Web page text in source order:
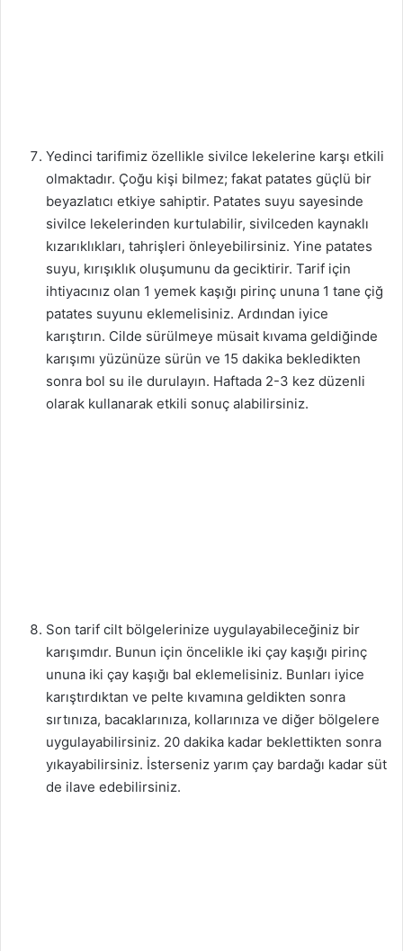
Yedinci tarifimiz özellikle sivilce lekelerine karşı etkili
olmaktadır. Çoğu kişi bilmez; fakat patates güçlü bir
beyazlatıcı etkiye sahiptir. Patates suyu sayesinde
sivilce lekelerinden kurtulabilir, sivilceden kaynaklı
kızarıklıkları, tahrişleri önleyebilirsiniz. Yine patates
suyu, kırışıklık oluşumunu da geciktirir. Tarif için
ihtiyacınız olan 1 yemek kaşığı pirinç ununa 1 tane çiğ
patates suyunu eklemelisiniz. Ardından iyice
karıştırın. Cilde sürülmeye müsait kıvama geldiğinde
karışımı yüzünüze sürün ve 15 dakika bekledikten
sonra bol su ile durulayın. Haftada 2-3 kez düzenli
olarak kullanarak etkili sonuç alabilirsiniz.
Son tarif cilt bölgelerinize uygulayabileceğiniz bir
karışımdır. Bunun için öncelikle iki çay kaşığı pirinç
ununa iki çay kaşığı bal eklemelisiniz. Bunları iyice
karıştırdıktan ve pelte kıvamına geldikten sonra
sırtınıza, bacaklarınıza, kollarınıza ve diğer bölgelere
uygulayabilirsiniz. 20 dakika kadar beklettikten sonra
yıkayabilirsiniz. İsterseniz yarım çay bardağı kadar süt
de ilave edebilirsiniz.